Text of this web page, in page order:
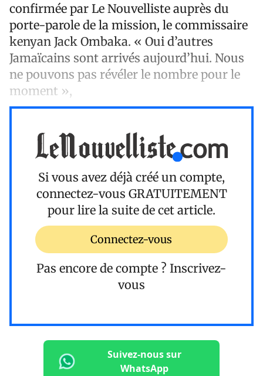
confirmée par Le Nouvelliste auprès du
porte-parole de la mission, le commissaire
kenyan Jack Ombaka. « Oui d’autres
Jamaïcains sont arrivés aujourd’hui. Nous
ne pouvons pas révéler le nombre pour le
moment »,
Si vous avez déjà créé un compte,
connectez-vous GRATUITEMENT
pour lire la suite de cet article.
Connectez-vous
Pas encore de compte ? Inscrivez-
vous
Suivez-nous sur
WhatsApp